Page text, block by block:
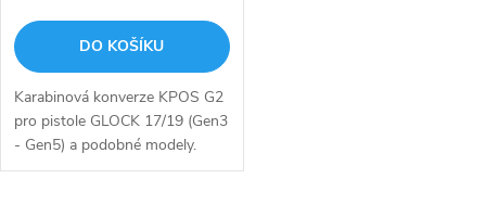
o
d
u
r
o
d
u
DO KOŠÍKU
Karabinová konverze KPOS G2
pro pistole GLOCK 17/19 (Gen3
- Gen5) a podobné modely.
Díky solidní hliníkové